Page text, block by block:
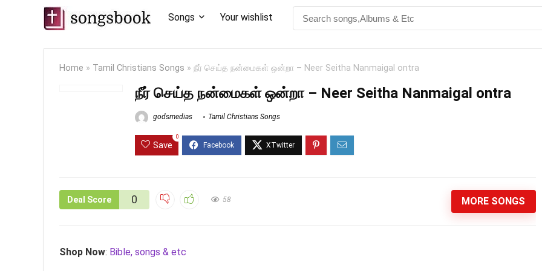
Songs Your wishlist
Home » Tamil Christians Songs » நீர் செய்த நன்மைகள் ஒன்றா – Neer Seitha Nanmaigal ontra
நீர் செய்த நன்மைகள் ஒன்றா – Neer Seitha Nanmaigal ontra
godsmedias Tamil Christians Songs
Save
0
Deal Score 0 58 MORE SONGS
Shop Now: Bible, songs & etc